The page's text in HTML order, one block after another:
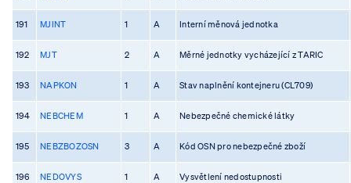
191 MJINT 1 A Interní měnová jednotka
192 MJT 2 A Měrné jednotky vycházející z TARIC
193 NAPKON 1 A Stav naplnění kontejneru (CL709)
194 NEBCHEM 1 A Nebezpečné chemické látky
195 NEBZBOZOSN 3 A Kód OSN pro nebezpečné zboží
196 NEDOVYS 1 A Vysvětlení nedostupnosti